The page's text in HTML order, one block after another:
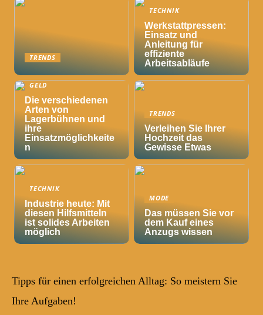
TRENDS
TECHNIK
Werkstattpressen:
Einsatz und
Anleitung für
effiziente
Arbeitsabläufe
GELD
Die verschiedenen
Arten von
Lagerbühnen und
ihre
Einsatzmöglichkeite
n
TRENDS
Verleihen Sie Ihrer
Hochzeit das
Gewisse Etwas
TECHNIK
Industrie heute: Mit
diesen Hilfsmitteln
ist solides Arbeiten
möglich
MODE
Das müssen Sie vor
dem Kauf eines
Anzugs wissen
Tipps für einen erfolgreichen Alltag: So meistern Sie
Ihre Aufgaben!